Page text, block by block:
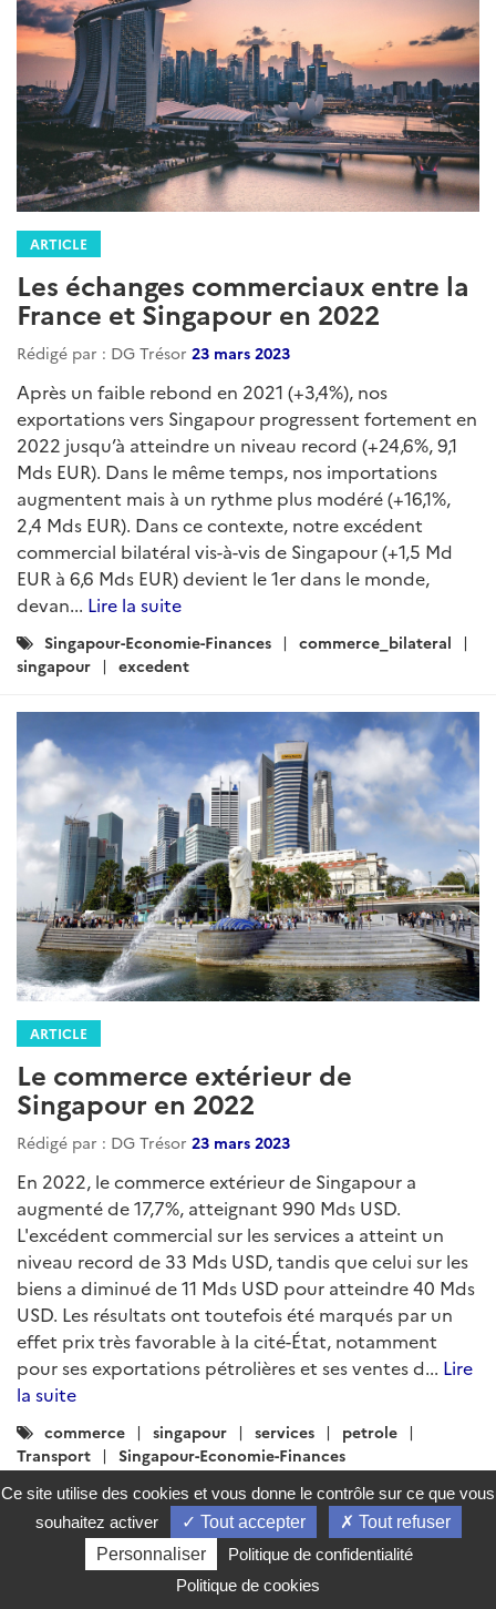
ARTICLE
Les échanges commerciaux entre la
France et Singapour en 2022
Rédigé par : DG Trésor 23 mars 2023
Après un faible rebond en 2021 (+3,4%), nos
exportations vers Singapour progressent fortement en
2022 jusqu’à atteindre un niveau record (+24,6%, 9,1
Mds EUR). Dans le même temps, nos importations
augmentent mais à un rythme plus modéré (+16,1%,
2,4 Mds EUR). Dans ce contexte, notre excédent
commercial bilatéral vis-à-vis de Singapour (+1,5 Md
EUR à 6,6 Mds EUR) devient le 1er dans le monde,
devan... Lire la suite
Catégories
:
Singapour-Economie-Finances
commerce_bilateral
singapour
excedent
ARTICLE
Le commerce extérieur de
Singapour en 2022
Rédigé par : DG Trésor 23 mars 2023
En 2022, le commerce extérieur de Singapour a
augmenté de 17,7%, atteignant 990 Mds USD.
L'excédent commercial sur les services a atteint un
niveau record de 33 Mds USD, tandis que celui sur les
biens a diminué de 11 Mds USD pour atteindre 40 Mds
USD. Les résultats ont toutefois été marqués par un
effet prix très favorable à la cité-État, notamment
pour ses exportations pétrolières et ses ventes d... Lire
la suite
Catégories
:
commerce singapour services
petrole
Transport
Singapour-Economie-Finances
AFFICHER PLUS DE PUBLICATIONS
Ce site utilise des cookies et vous donne le contrôle sur ce que vous
souhaitez activer
Tout accepter
Tout refuser
Personnaliser
Politique de confidentialité
Politique de cookies